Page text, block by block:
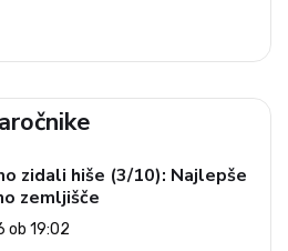
zidali hiše (3/10): Najlepše
zemljišče
ob 19:02